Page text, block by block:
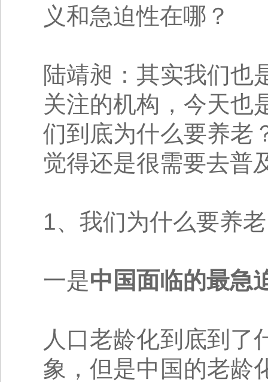
义和急迫性在哪？
陆靖昶：其实我们也
关注的机构，今天也
们到底为什么要养老
觉得还是很需要去普
1、我们为什么要养
一是中国面临的最急
人口老龄化到底到了
象，但是中国的老龄